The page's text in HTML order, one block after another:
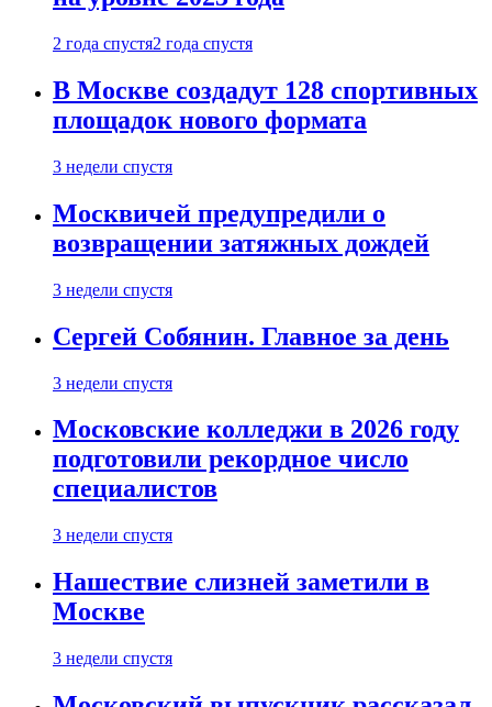
2 года спустя2 года спустя
В Москве создадут 128 спортивных
площадок нового формата
3 недели спустя
Москвичей предупредили о
возвращении затяжных дождей
3 недели спустя
Сергей Собянин. Главное за день
3 недели спустя
Московские колледжи в 2026 году
подготовили рекордное число
специалистов
3 недели спустя
Нашествие слизней заметили в
Москве
3 недели спустя